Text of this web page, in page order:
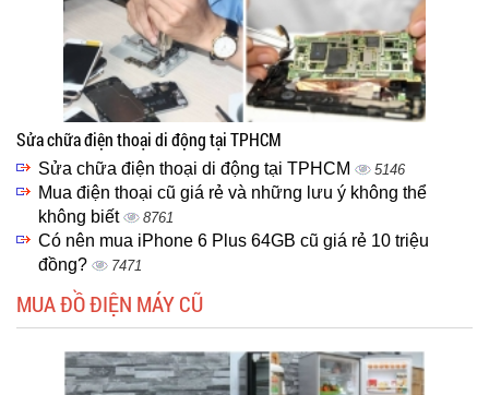
Sửa chữa điện thoại di động tại TPHCM
Sửa chữa điện thoại di động tại TPHCM 5146
Mua điện thoại cũ giá rẻ và những lưu ý không thể
không biết
8761
Có nên mua iPhone 6 Plus 64GB cũ giá rẻ 10 triệu
đồng?
7471
MUA ĐỒ ĐIỆN MÁY CŨ